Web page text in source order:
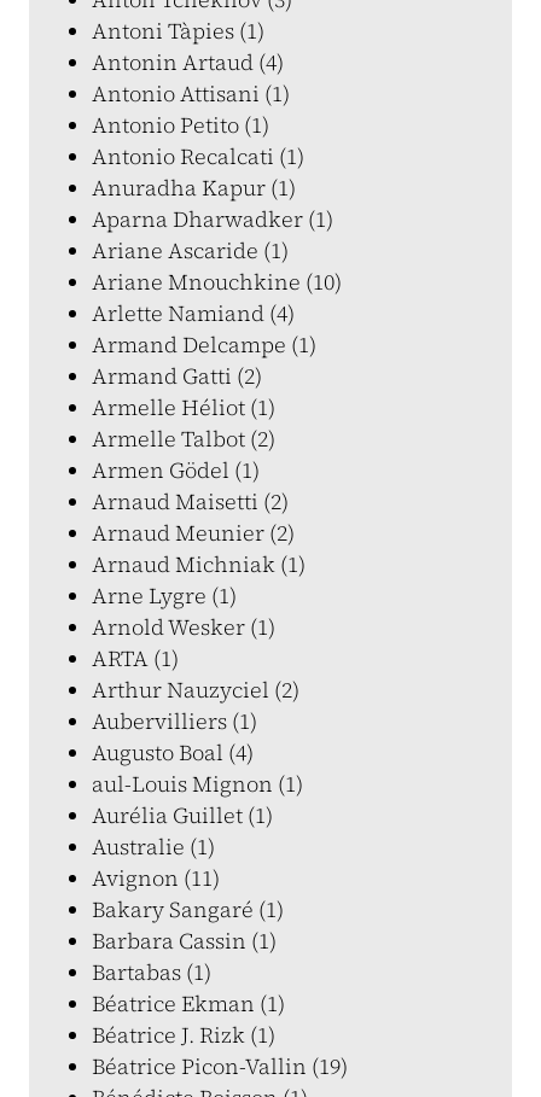
Antoni Tàpies (1)
Antonin Artaud (4)
Antonio Attisani (1)
Antonio Petito (1)
Antonio Recalcati (1)
Anuradha Kapur (1)
Aparna Dharwadker (1)
Ariane Ascaride (1)
Ariane Mnouchkine (10)
Arlette Namiand (4)
Armand Delcampe (1)
Armand Gatti (2)
Armelle Héliot (1)
Armelle Talbot (2)
Armen Gödel (1)
Arnaud Maisetti (2)
Arnaud Meunier (2)
Arnaud Michniak (1)
Arne Lygre (1)
Arnold Wesker (1)
ARTA (1)
Arthur Nauzyciel (2)
Aubervilliers (1)
Augusto Boal (4)
aul-Louis Mignon (1)
Aurélia Guillet (1)
Australie (1)
Avignon (11)
Bakary Sangaré (1)
Barbara Cassin (1)
Bartabas (1)
Béatrice Ekman (1)
Béatrice J. Rizk (1)
Béatrice Picon-Vallin (19)